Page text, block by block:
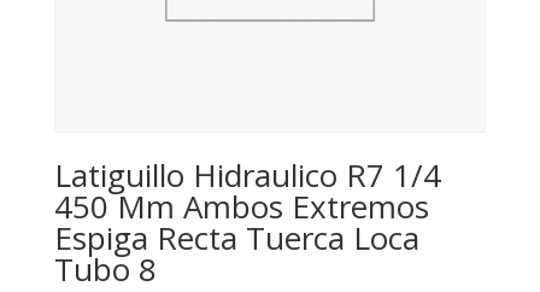
Latiguillo Hidraulico R7 1/4
450 Mm Ambos Extremos
Espiga Recta Tuerca Loca
Tubo 8